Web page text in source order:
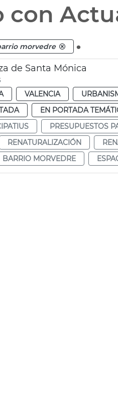
con
morvedre .
de Santa Mónica
VALENCIA
EN PORTADA
PRESUPUESTOS
RENATURALIZACIÓN
BARRIO MORVEDRE